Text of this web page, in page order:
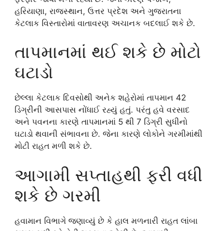
હરિયાણા, રાજસ્થાન, ઉત્તર પ્રદેશ અને ગુજરાતના
કેટલાક વિસ્તારોમાં વાતાવરણ અચાનક બદલાઈ શકે છે.
તાપમાનમાં થઈ શકે છે મોટો
ઘટાડો
છેલ્લા કેટલાક દિવસોથી અનેક શહેરોમાં તાપમાન 42
ડિગ્રીની આસપાસ નોંધાઈ રહ્યું હતું. પરંતુ હવે વરસાદ
અને પવનના કારણે તાપમાનમાં 5 થી 7 ડિગ્રી સુધીનો
ઘટાડો થવાની સંભાવના છે. જેના કારણે લોકોને ગરમીમાંથી
મોટી રાહત મળી શકે છે.
આગામી સપ્તાહથી ફરી વધી
શકે છે ગરમી
હવામાન વિભાગે જણાવ્યું છે કે હાલ મળનારી રાહત લાંબા